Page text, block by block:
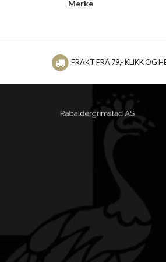
Merke
FRAKT FRA 79,- KLIKK OG